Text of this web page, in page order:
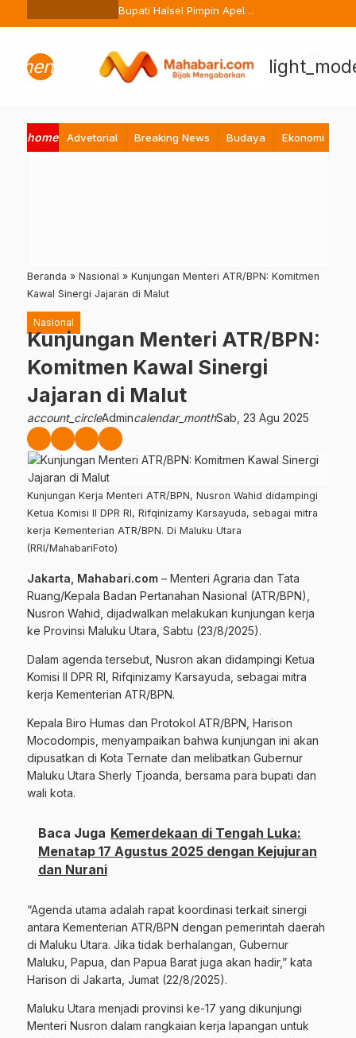
Ternate Buang Sembarangan
Bupati Halsel Pimpin Apel
Perdana Pasca Lebaran, Tekan
menu
home Advetorial Breaking News Budaya Ekonomi
Beranda » Nasional » Kunjungan Menteri ATR/BPN: Komitmen
Kawal Sinergi Jajaran di Malut
Nasional
Kunjungan Menteri ATR/BPN:
Komitmen Kawal Sinergi
Jajaran di Malut
account_circleAdmincalendar_monthSab, 23 Agu 2025
Kunjungan Kerja Menteri ATR/BPN, Nusron Wahid didampingi
Ketua Komisi II DPR RI, Rifqinizamy Karsayuda, sebagai mitra
kerja Kementerian ATR/BPN. Di Maluku Utara
(RRI/MahabariFoto)
Jakarta, Mahabari.com – Menteri Agraria dan Tata
Ruang/Kepala Badan Pertanahan Nasional (ATR/BPN),
Nusron Wahid, dijadwalkan melakukan kunjungan kerja
ke Provinsi Maluku Utara, Sabtu (23/8/2025).
Dalam agenda tersebut, Nusron akan didampingi Ketua
Komisi II DPR RI, Rifqinizamy Karsayuda, sebagai mitra
kerja Kementerian ATR/BPN.
Kepala Biro Humas dan Protokol ATR/BPN, Harison
Mocodompis, menyampaikan bahwa kunjungan ini akan
dipusatkan di Kota Ternate dan melibatkan Gubernur
Maluku Utara Sherly Tjoanda, bersama para bupati dan
wali kota.
Baca Juga Kemerdekaan di Tengah Luka:
Menatap 17 Agustus 2025 dengan Kejujuran
dan Nurani
“Agenda utama adalah rapat koordinasi terkait sinergi
antara Kementerian ATR/BPN dengan pemerintah daerah
di Maluku Utara. Jika tidak berhalangan, Gubernur
Maluku, Papua, dan Papua Barat juga akan hadir,” kata
Harison di Jakarta, Jumat (22/8/2025).
Maluku Utara menjadi provinsi ke-17 yang dikunjungi
Menteri Nusron dalam rangkaian kerja lapangan untuk